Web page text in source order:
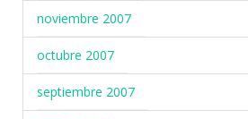
noviembre 2007
octubre 2007
septiembre 2007